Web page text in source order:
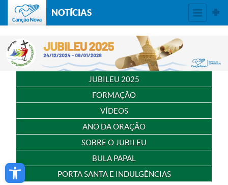
Open toolbar
NOTÍCIAS
JUBILEU 2025
FORMAÇÃO
VÍDEOS
ANO DA ORAÇÃO
SOBRE O JUBILEU
BULA PAPAL
PORTA SANTA E INDULGÊNCIAS